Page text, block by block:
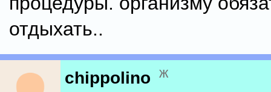
отдыхать..
chippolino ж